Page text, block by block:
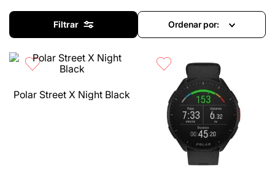
Filtrar Ordenar por
Polar Street X Night Black